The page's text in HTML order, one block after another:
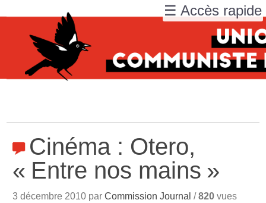
Cinéma : Otero,
« Entre nos mains »
3 décembre 2010 parCommission Journal /820 vues
☰ Accès rapide